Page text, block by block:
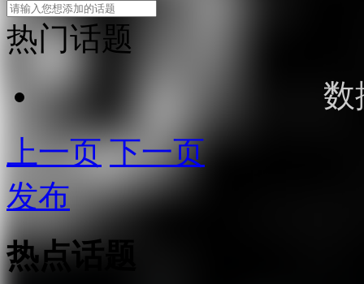
热门话题
数
上一页 下一页
发布
热点话题